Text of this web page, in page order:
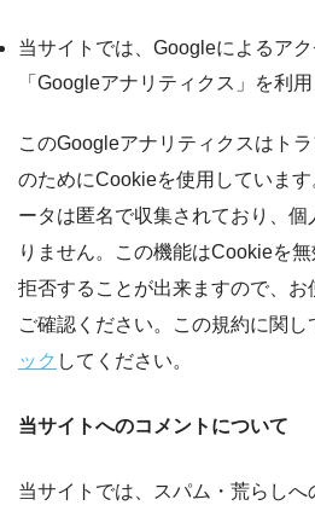
当サイトでは、Googleによるア
「Googleアナリティクス」を利用
このGoogleアナリティクスはト
のためにCookieを使用していま
ータは匿名で収集されており、
りません。この機能はCookieを
拒否することが出来ますので、
ご確認ください。この規約に関し
ック してください。
当サイトへのコメントについて
当サイトでは、スパム・荒らしへ